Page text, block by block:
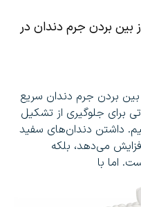
بین بردن جرم دندان در
بین بردن جرم دندان سریع
برای جلوگیری از تشکیل
داشتن دندان‌های سفید
می‌دهد، بلکه
اما با